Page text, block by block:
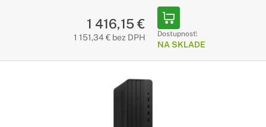
1 416,15 €
1 151,34 € bez DPH Dostupnosť:
NA SKLADE